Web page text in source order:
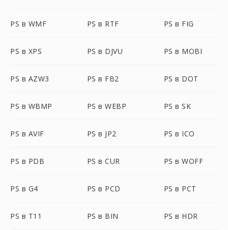
PS в WMF PS в RTF PS в FIG
PS в XPS PS в DJVU PS в MOBI
PS в AZW3 PS в FB2 PS в DOT
PS в WBMP PS в WEBP PS в SK
PS в AVIF PS в JP2 PS в ICO
PS в PDB PS в CUR PS в WOFF
PS в G4 PS в PCD PS в PCT
PS в T11 PS в BIN PS в HDR